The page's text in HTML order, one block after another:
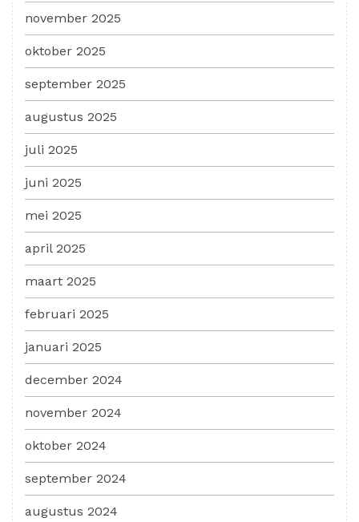
november 2025
oktober 2025
september 2025
augustus 2025
juli 2025
juni 2025
mei 2025
april 2025
maart 2025
februari 2025
januari 2025
december 2024
november 2024
oktober 2024
september 2024
augustus 2024